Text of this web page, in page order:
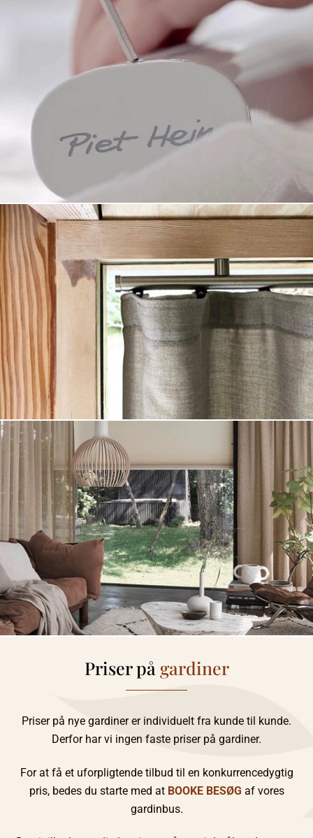
Priser på gardiner
Priser på nye gardiner er individuelt fra kunde til kunde.
Derfor har vi ingen faste priser på gardiner.
For at få et uforpligtende tilbud til en konkurrencedygtig
pris, bedes du starte med at BOOKE BESØG af vores
gardinbus.